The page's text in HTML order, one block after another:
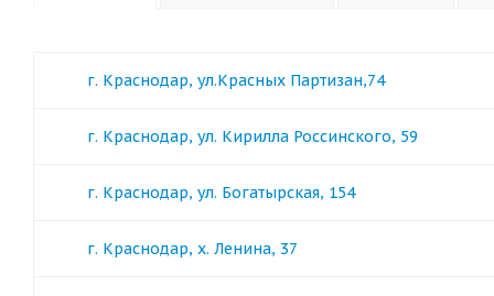
г. Краснодар, ул.Красных Партизан,74
г. Краснодар, ул. Кирилла Россинского, 59
г. Краснодар, ул. Богатырская, 154
г. Краснодар, х. Ленина, 37